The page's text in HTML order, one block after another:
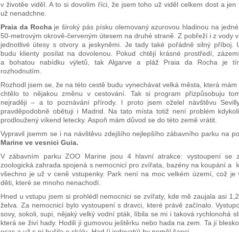
v životěe viděl. A to si dovolím říci, že jsem toho už viděl celkem dost a jen
už nenadchne.
Praia da Rochaje široký pás písku olemovaný azurovou hladinou na
50-metrovým okrově-červeným útesem na druhé straně. Z pobřeží i z vody
jednotlivé útesy s otvory a jeskyněmi. Je tady také pořádně silný příboj.
budu klienty posílat na dovolenou. Pokud chtějí krásné prostředí,
a bohatou nabídku výletů, tak Algarve a pláž Praia da Rocha je
rozhodnutím.
Rozhodl jsem se, že na této cestě budu vynechávat velká města, která mám
chtělo to nějakou změnu v cestování. Tak si program přizpůsobuju
nejraději – a to poznávání přírody. I proto jsem oželel návštěvu
pravděpodobně obětuji i Madrid. Na tato místa totiž není problém
prodloužený víkend letecky. Aspoň mám důvod se do této země vrátit.
Vypravil jsemm se i na návštěvu zdejšího nejlepšího zábavního parku na
Marine ve vesnici Guia.
V zábavním parku ZOO Marine jsou 4 hlavní atrakce: vystoupení se
zoologická zahrada spojená s nemocnicí pro zvířata, bazény na koupání a
všechno je už v ceně vstupenky. Park není na moc velkém území, což je
děti, které se mnoho nenachodí.
Hned u vstupu jsem si prohlédl nemocnici se zvířaty, kde mě zaujala asi
želva. Za nemocnicí bylo vystoupení s dravci, které právě začínalo.
sovy, sokoli, supi, nějaký velký vodní pták, líbila se mi i taková rychlonohá
která se živí hady. Hodili jí gumovou ještěrku nebo hada na zem. Ta jí